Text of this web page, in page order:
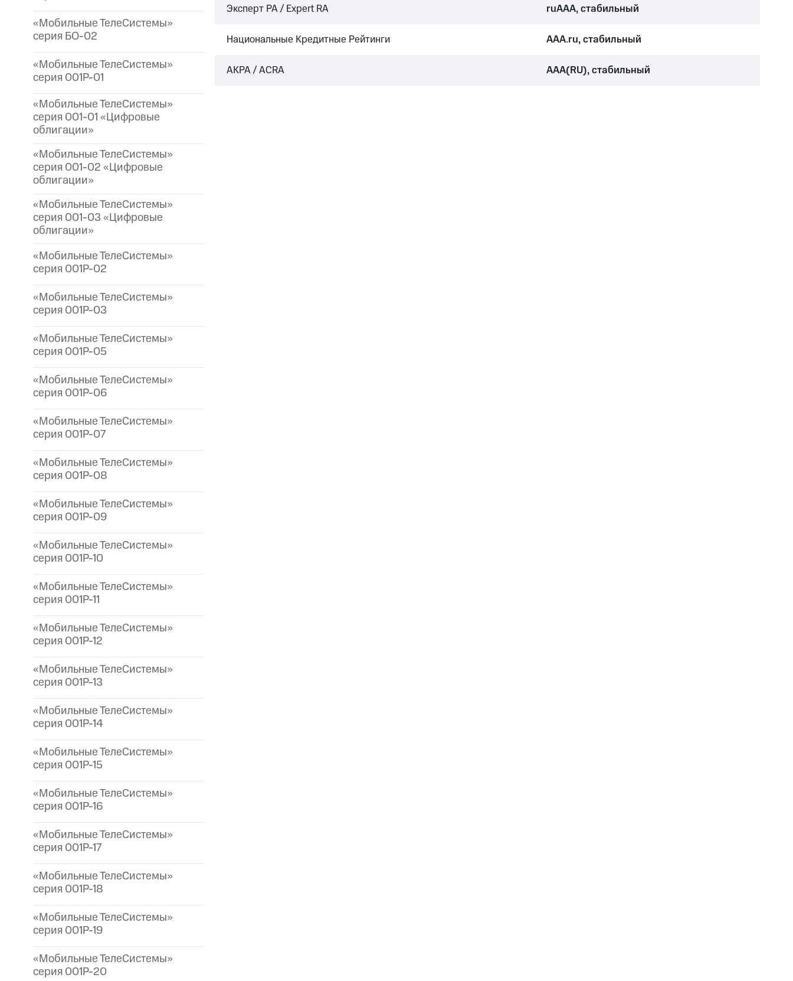
«Мобильные ТелеСистемы»
серия БО-02
«Мобильные ТелеСистемы»
серия 001P-01
«Мобильные ТелеСистемы»
серия 001-01 «Цифровые
облигации»
«Мобильные ТелеСистемы»
серия 001-02 «Цифровые
облигации»
«Мобильные ТелеСистемы»
серия 001-03 «Цифровые
облигации»
«Мобильные ТелеСистемы»
серия 001P-02
«Мобильные ТелеСистемы»
серия 001P-03
«Мобильные ТелеСистемы»
серия 001P-05
«Мобильные ТелеСистемы»
серия 001P-06
«Мобильные ТелеСистемы»
серия 001P-07
«Мобильные ТелеСистемы»
серия 001P-08
«Мобильные ТелеСистемы»
серия 001P-09
«Мобильные ТелеСистемы»
серия 001P-10
«Мобильные ТелеСистемы»
серия 001P-11
«Мобильные ТелеСистемы»
серия 001P-12
«Мобильные ТелеСистемы»
серия 001P-13
«Мобильные ТелеСистемы»
серия 001P-14
«Мобильные ТелеСистемы»
серия 001P-15
«Мобильные ТелеСистемы»
серия 001P-16
«Мобильные ТелеСистемы»
серия 001P-17
«Мобильные ТелеСистемы»
серия 001P-18
«Мобильные ТелеСистемы»
серия 001P-19
«Мобильные ТелеСистемы»
серия 001P-20
Эксперт РА / Expert RA ruAAA, стабильный
Национальные Кредитные Рейтинги AAA.ru, стабильный
АКРА / ACRA AAA(RU), стабильный